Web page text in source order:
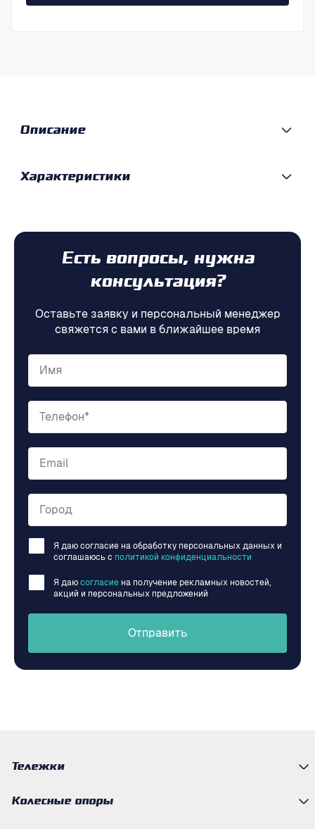
Описание
Характеристики
Есть вопросы, нужна
консультация?
Оставьте заявку и персональный менеджер
свяжется с вами в ближайшее время
Имя
Телефон*
Email
Город
Я даю согласие на обработку персональных данных и
соглашаюсь c политикой конфиденциальности
Я даю согласие на получение рекламных новостей,
акций и персональных предложений
Отправить
Тележки
Колесные опоры